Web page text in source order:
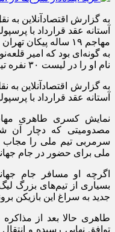
به گزارش اقتصادآنلاین به
آستانه عقد قرارداد با
مهاجم ۱۹ ساله
به گونه‌ای بود که امیر
نام او را در لیست ۳۰ نفره تیم ملی […]
به گزارش اقتصادآنلاین به
آستانه عقد قرارداد با
مصدومیتی که دچار آن
ملی برای حضور در جام جهانی ۲۰۲۶ قرار
اگرچه او مسافر جام
بسیاری از تیم‌های بزرگ
جدید به سراغ این بازیکن
طاهری حالا بعد از مذاکره
توافق نهایی رسیده و